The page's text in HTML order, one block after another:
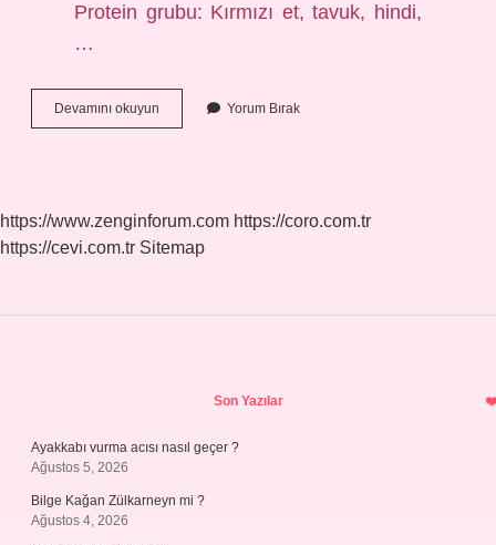
Protein grubu: Kırmızı et, tavuk, hindi,
…
Devamını okuyun
Kaynakları
Yorum Bırak
https://www.zenginforum.com https://coro.com.tr
https://cevi.com.tr Sitemap
Son Yazılar
Ayakkabı vurma acısı nasıl geçer ?
Ağustos 5, 2026
Bilge Kağan Zülkarneyn mi ?
Ağustos 4, 2026